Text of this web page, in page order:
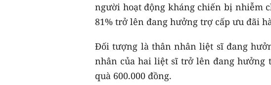
người hoạt động kháng chiến bị nhiễm
81% trở lên đang hưởng trợ cấp ưu đãi
Đối tượng là thân nhân liệt sĩ đang
nhân của hai liệt sĩ trở lên đang hưởng
quà 600.000 đồng.